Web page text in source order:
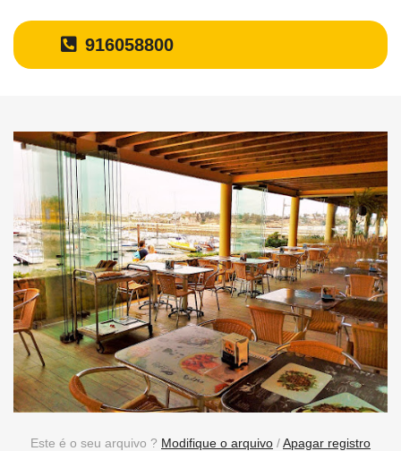
916058800
Este é o seu arquivo ? Modifique o arquivo /Apagar registro